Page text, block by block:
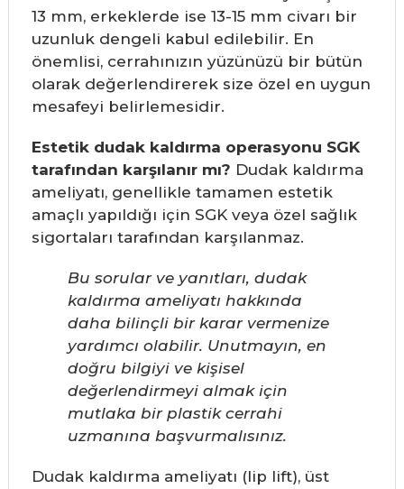
13 mm, erkeklerde ise 13-15 mm civarı bir
uzunluk dengeli kabul edilebilir. En
önemlisi, cerrahınızın yüzünüzü bir bütün
olarak değerlendirerek size özel en uygun
mesafeyi belirlemesidir.
Estetik dudak kaldırma operasyonu SGK
tarafından karşılanır mı? Dudak kaldırma
ameliyatı, genellikle tamamen estetik
amaçlı yapıldığı için SGK veya özel sağlık
sigortaları tarafından karşılanmaz.
Bu sorular ve yanıtları, dudak
kaldırma ameliyatı hakkında
daha bilinçli bir karar vermenize
yardımcı olabilir. Unutmayın, en
doğru bilgiyi ve kişisel
değerlendirmeyi almak için
mutlaka bir plastik cerrahi
uzmanına başvurmalısınız.
Dudak kaldırma ameliyatı (lip lift), üst